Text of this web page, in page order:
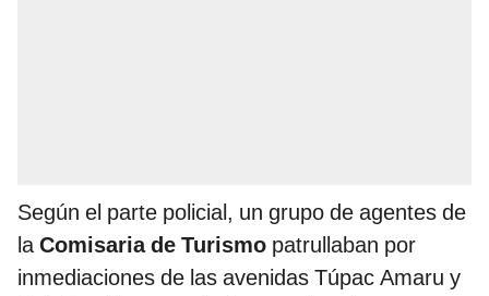
Según el parte policial, un grupo de agentes de
laComisaria de Turismo patrullaban por
inmediaciones de las avenidas Túpac Amaru y